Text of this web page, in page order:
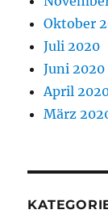
Oktober
Juli 2020
Juni 2020
April
März